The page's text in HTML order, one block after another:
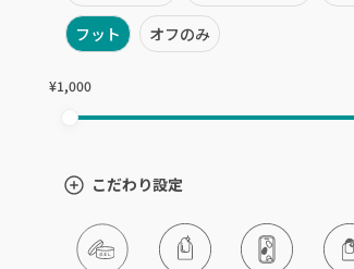
三田・北区
兵庫県その他
フット オフのみ
¥1,000
こだわり設定